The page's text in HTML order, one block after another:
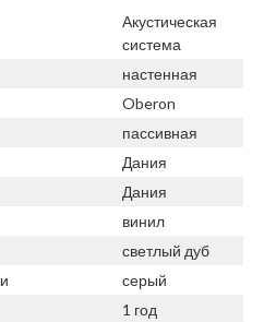
Акустическая
система
настенная
Oberon
пассивная
Дания
Дания
винил
светлый дуб
серый
1 год